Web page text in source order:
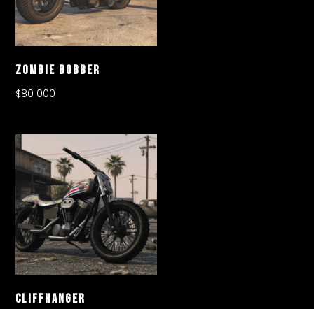
Zombie Bobber
$80 000
Cliffhanger